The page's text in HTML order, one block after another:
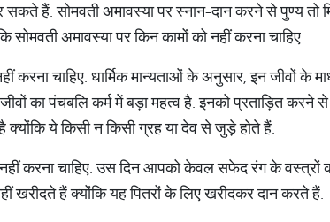
हैं. सोमवती अमावस्या पर स्नान-दान करने से पुण्य तो
अमावस्या पर किन कामों को नहीं करना चाहिए.
चाहिए. धार्मिक मान्यताओं के अनुसार, इन जीवों के
का पंचबलि कर्म में बड़ा महत्व है. इनको प्रताड़ित करने
ये किसी न किसी ग्रह या देव से जुड़े होते हैं.
करना चाहिए. उस दिन आपको केवल सफेद रंग के वस्त्रों
खरीदते हैं क्योंकि यह पितरों के लिए खरीदकर दान करते हैं.